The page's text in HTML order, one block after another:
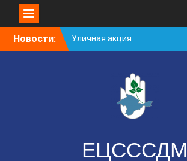
SkipНовости:
Уличная акция
«Здоровью — ДА!
Занятие в рамках школы
молодожёнов прошло в
Cоциологический опрос
ЕЦСССДМ